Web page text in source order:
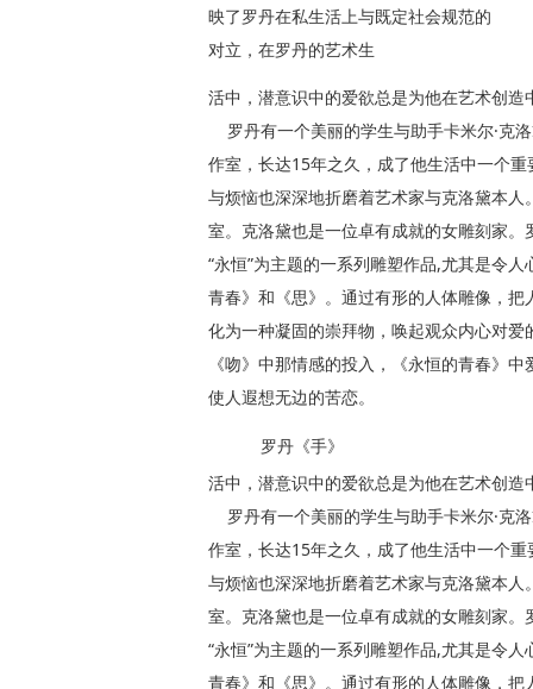
映了罗丹在私生活上与既定社会规范的
对立，在罗丹的艺术生
活中，潜意识中的爱欲总是为他在艺术创造
罗丹有一个美丽的学生与助手卡米尔·克
作室，长达15年之久，成了他生活中一个
与烦恼也深深地折磨着艺术家与克洛黛本人
室。克洛黛也是一位卓有成就的女雕刻家
“永恒”为主题的一系列雕塑作品,尤其是令
青春》和《思》。通过有形的人体雕像，
化为一种凝固的崇拜物，唤起观众内心对爱
《吻》中那情感的投入，《永恒的青春》
使人遐想无边的苦恋。
罗丹《手》
活中，潜意识中的爱欲总是为他在艺术创造
罗丹有一个美丽的学生与助手卡米尔·克
作室，长达15年之久，成了他生活中一个
与烦恼也深深地折磨着艺术家与克洛黛本人
室。克洛黛也是一位卓有成就的女雕刻家
“永恒”为主题的一系列雕塑作品,尤其是令
青春》和《思》。通过有形的人体雕像，